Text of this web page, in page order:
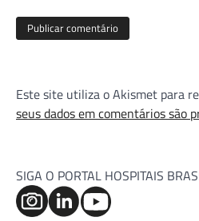
Este site utiliza o Akismet para
seus dados em comentários são
SIGA O PORTAL HOSPITAIS